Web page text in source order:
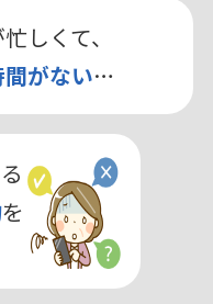
しくて、
がない…
を